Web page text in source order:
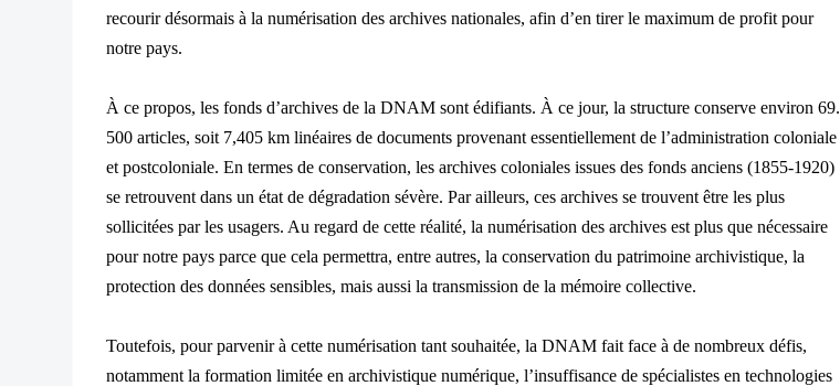
recourir désormais à la numérisation des archives nationales, afin d’en tirer le maximum de profit pour
notre pays.
À ce propos, les fonds d’archives de la DNAM sont édifiants. À ce jour, la structure conserve environ 69.
500 articles, soit 7,405 km linéaires de documents provenant essentiellement de l’administration coloniale
et postcoloniale. En termes de conservation, les archives coloniales issues des fonds anciens (1855-1920)
se retrouvent dans un état de dégradation sévère. Par ailleurs, ces archives se trouvent être les plus
sollicitées par les usagers. Au regard de cette réalité, la numérisation des archives est plus que nécessaire
pour notre pays parce que cela permettra, entre autres, la conservation du patrimoine archivistique, la
protection des données sensibles, mais aussi la transmission de la mémoire collective.
Toutefois, pour parvenir à cette numérisation tant souhaitée, la DNAM fait face à de nombreux défis,
notamment la formation limitée en archivistique numérique, l’insuffisance de spécialistes en technologies